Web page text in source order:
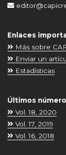
Enlaces
Más sobre
Enviar un
Estadísticas
Últimos
Vol. 18, 2020
Vol. 17, 2019
Vol. 16, 2018